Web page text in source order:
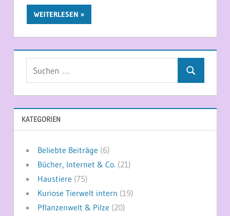
WEITERLESEN
Suchen
KATEGORIEN
Beliebte Beiträge (6)
Bücher, Internet & Co. (21)
Haustiere (75)
Kuriose Tierwelt intern (19)
Pflanzenwelt & Pilze (20)